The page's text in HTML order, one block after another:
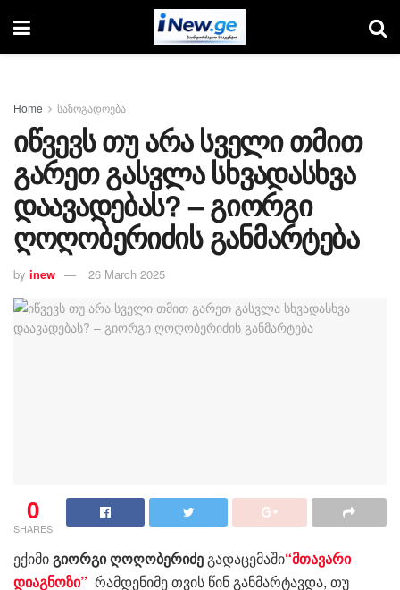
Home საზოგადოება
იწვევს თუ არა სველი თმით
გარეთ გასვლა სხვადასხვა
დაავადებას? – გიორგი
ღოღობერიძის განმარტება
by inew 26 March 2025
0
SHARES
ექიმიგიორგი ღოღობერიძეგადაცემაში“მთავარი
დიაგნოზი” რამდენიმე თვის წინ განმარტავდა, თუ